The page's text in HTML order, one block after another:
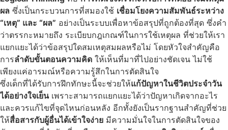
ผล ซึ่งเป็นกระบวนการที่สมองใช้ เชื่อมโยงความสัมพันธ์ระหว่าง
“เหตุ” และ “ผล” อย่างเป็นระบบเพื่อหาข้อสรุปที่ถูกต้องที่สุด ซึ่งคำ
ว่าตรรกะหมายถึง ระเบียบกฎเกณฑ์ในการใช้เหตุผล ที่ช่วยให้เรา
แยกแยะได้ว่าข้อสรุปใดสมเหตุสมผลหรือไม่ โดยหัวใจสำคัญคือ
การลำดับขั้นตอนความคิด ให้เห็นที่มาที่ไปอย่างชัดเจน ไม่ใช้
เพียงแค่อารมณ์หรือความรู้สึกในการตัดสินใจ
ซึ่งเด็กที่ได้รับการฝึกทักษะนี้จะช่วยให้แก้ปัญหาในชีวิตประจำวัน
ได้อย่างใจเย็นเพราะสามารถแยกแยะได้ว่าปัญหาเกิดจากอะไร
และควรแก้ไขที่จุดไหนก่อนหลัง อีกทั้งยังเป็นรากฐานสำคัญที่ช่วย
ให้สื่อสารกับผู้อื่นได้เข้าใจง่าย มีความมั่นใจในการตัดสินใจของ